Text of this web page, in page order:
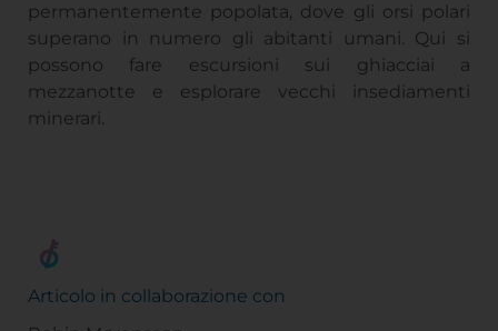
permanentemente popolata, dove gli orsi polari
superano in numero gli abitanti umani. Qui si
possono fare escursioni sui ghiacciai a
mezzanotte e esplorare vecchi insediamenti
minerari.
Articolo in collaborazione con